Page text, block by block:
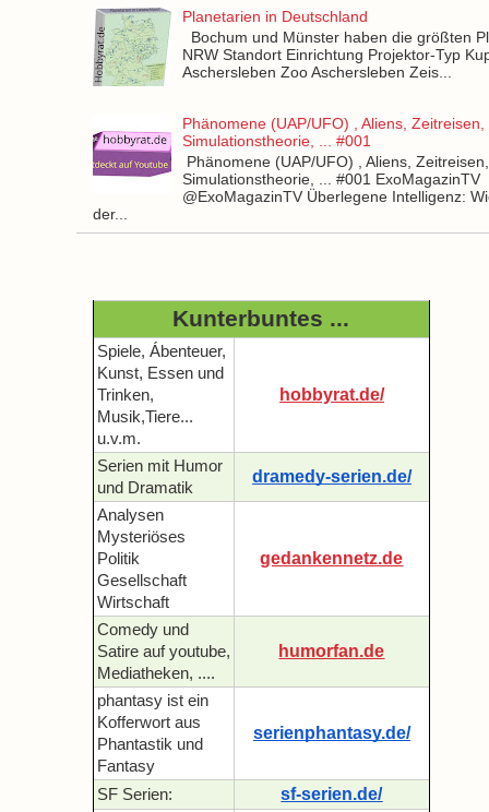
Planetarien in Deutschland
Bochum und Münster haben die größten
NRW Standort Einrichtung Projektor-Typ
Aschersleben Zoo Aschersleben Zeis...
Phänomene (UAP/UFO) , Aliens, Zeitreisen,
Simulationstheorie, ... #001
Phänomene (UAP/UFO) , Aliens, Zeitreisen,
Simulationstheorie, ... #001 ExoMagazinTV
@ExoMagazinTV Überlegene Intelligenz:
der...
Kunterbuntes ...
Spiele, Ábenteuer,
Kunst, Essen und
Trinken,
Musik,Tiere...
u.v.m.
hobbyrat.de/
Serien mit Humor
und Dramatik
dramedy-serien.de/
Analysen
Mysteriöses
Politik
Gesellschaft
Wirtschaft
gedankennetz.de
Comedy und
Satire auf youtube,
Mediatheken, ....
humorfan.de
phantasy ist ein
Kofferwort aus
Phantastik und
Fantasy
serienphantasy.de/
SF Serien: sf-serien.de/